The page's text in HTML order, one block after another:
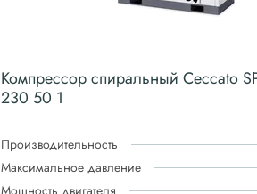
Компрессор спиральный Ceccato
230 50 1
Производительность
Максимальное давление
Мощность двигателя